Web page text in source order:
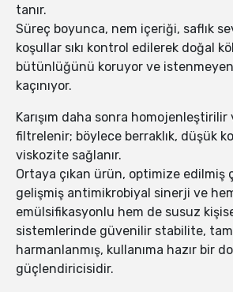
tanır.
Süreç boyunca, nem içeriği, saflık
koşullar sıkı kontrol edilerek doğal
bütünlüğünü koruyor ve
kaçınıyor.
Karışım daha sonra homojenleştirilir
filtrelenir; böylece berraklık, düşük
viskozite sağlanır.
Ortaya çıkan ürün, optimize edilmiş
gelişmiş antimikrobiyal sinerji ve
emülsifikasyonlu hem de susuz
sistemlerinde güvenilir stabilite,
harmanlanmış, kullanıma hazır bir
güçlendiricisidir.